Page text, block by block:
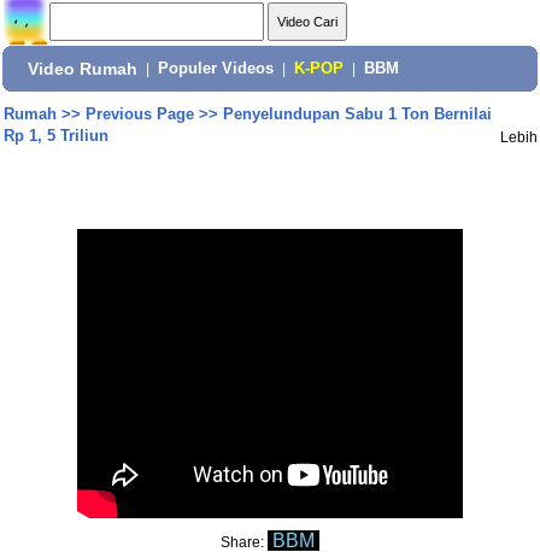
Video Rumah Populer Videos K-POP BBM
Rumah>> Previous Page>> Penyelundupan Sabu 1 Ton Bernilai
Rp 1, 5 Triliun
Lebih
Share: BBM